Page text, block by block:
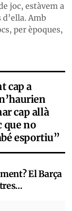
joc, estàvem a
Amb
per èpoques,
cap a
cap allà
que no
esportiu”
El Barça